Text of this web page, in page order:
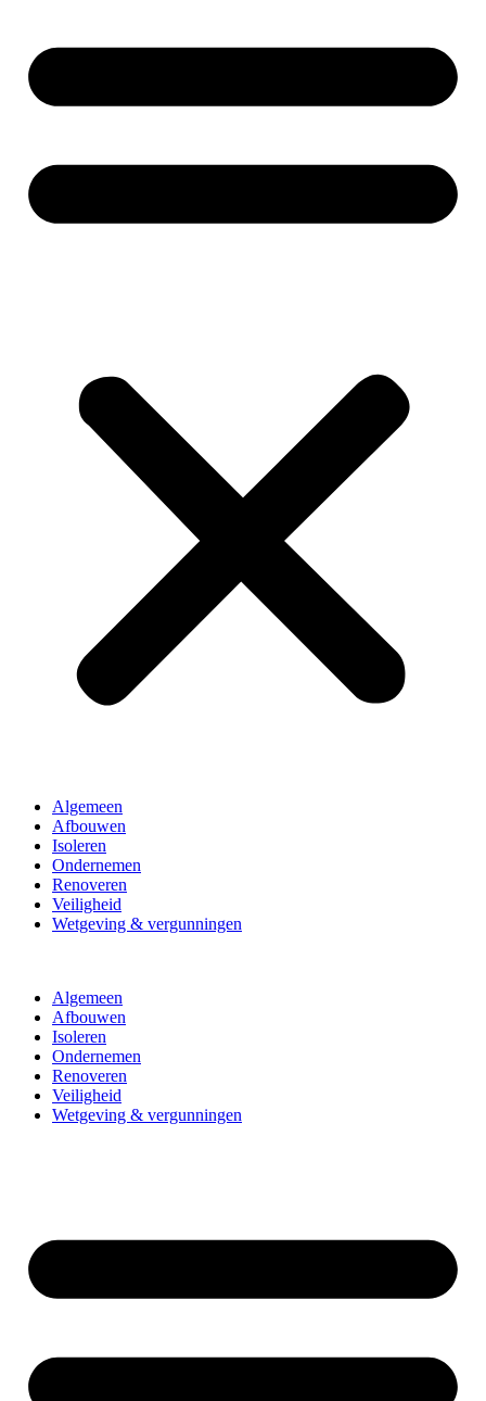
Algemeen
Afbouwen
Isoleren
Ondernemen
Renoveren
Veiligheid
Wetgeving & vergunningen
Algemeen
Afbouwen
Isoleren
Ondernemen
Renoveren
Veiligheid
Wetgeving & vergunningen